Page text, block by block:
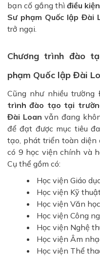
bạn cố gắng thìđiều
Sư phạm Quốc lập Đài
trở ngại.
Chương trình đào
phạm Quốc lập Đài
Cũng như nhiều
trình đào tạo tại
Đài Loan vẫn đang
để đạt được mục tiêu
tạo, phát triển toàn diện
có 9 học viện chính và
Cụ thể gồm có:
Học viện Giáo dục
Học viện Kỹ
Học viện Văn học
Học viện Công
Học viện Nghệ
Học viện Âm
Học viện Thể